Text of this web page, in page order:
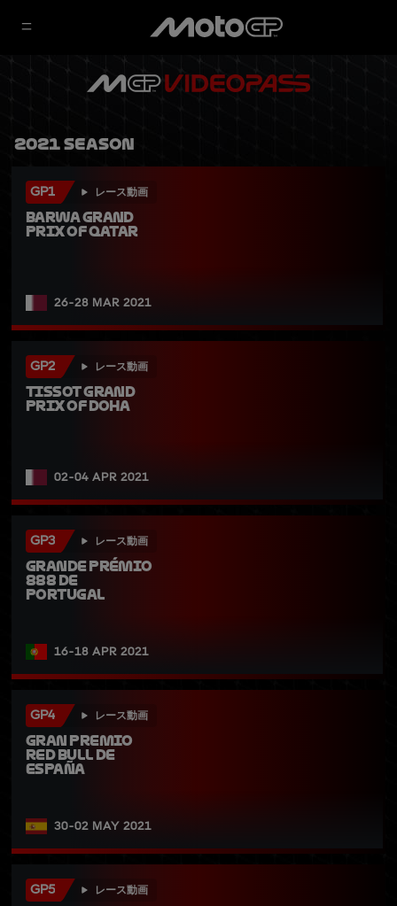
2021 Season
GP1 レース動画
Barwa Grand
Prix of Qatar
26-28 MAR 2021
GP2 レース動画
TISSOT Grand
Prix of Doha
02-04 APR 2021
GP3 レース動画
Grande Prémio
888 de
Portugal
16-18 APR 2021
GP4 レース動画
Gran Premio
Red Bull de
España
30-02 MAY 2021
GP5 レース動画